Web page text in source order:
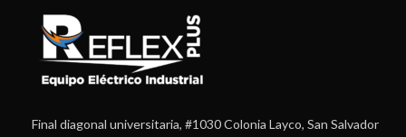
Final diagonal universitaria, #1030 Colonia Layco, San Salvador